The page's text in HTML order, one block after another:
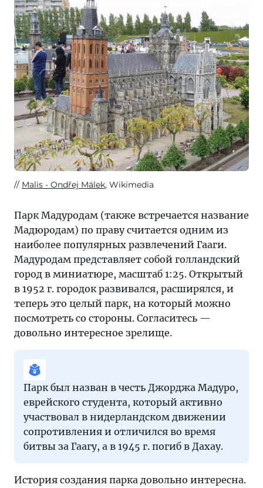
Malis - Ondřej Málek, Wikimedia
Парк Мадуродам (также встречается название
Мадюродам) по праву считается одним из
наиболее популярных развлечений Гааги.
Мадуродам представляет собой голландский
город в миниатюре, масштаб 1:25. Открытый
в 1952 г. городок развивался, расширялся, и
теперь это целый парк, на который можно
посмотреть со стороны. Согласитесь —
довольно интересное зрелище.
Парк был назван в честь Джорджа Мадуро,
еврейского студента, который активно
участвовал в нидерландском движении
сопротивления и отличился во время
битвы за Гаагу, а в 1945 г. погиб в Дахау.
История создания парка довольно интересна.